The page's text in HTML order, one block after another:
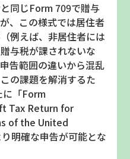
同じForm 709で贈与
、この様式では居住者
例えば、非居住者には
与税が課されないな
告範囲の違いから混乱
の課題を解消するた
に「Form
Tax Return for
of the United
明確な申告が可能とな